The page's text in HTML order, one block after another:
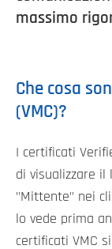
massimo
Che cosa
(VMC)?
I certificati
di visualizzare il
"Mittente" nei
lo vede prima
certificati VMC